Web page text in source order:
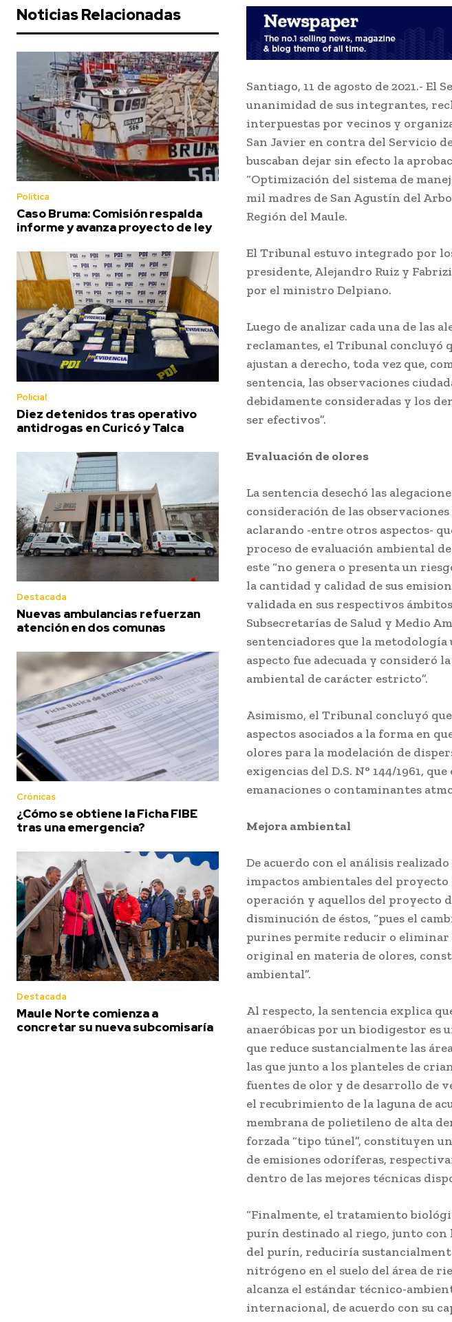
Noticias Relacionadas
Política
Caso Bruma: Comisión respalda
informe y avanza proyecto de ley
Policial
Diez detenidos tras operativo
antidrogas en Curicó y Talca
Destacada
Nuevas ambulancias refuerzan
atención en dos comunas
Crónicas
¿Cómo se obtiene la Ficha FIBE
tras una emergencia?
Destacada
Maule Norte comienza a
concretar su nueva subcomisaría
Santiago, 11 de agosto de 2021.-
unanimidad de sus integrantes,
interpuestas por vecinos y
San Javier en contra del Servicio
buscaban dejar sin efecto la
“Optimización del sistema de
mil madres de San Agustín del
Región del Maule.
El Tribunal estuvo integrado por
presidente, Alejandro Ruiz y
por el ministro Delpiano.
Luego de analizar cada una de las
reclamantes, el Tribunal concluyó
ajustan a derecho, toda vez que,
sentencia, las observaciones
debidamente consideradas y los
ser efectivos”.
Evaluación de olores
La sentencia desechó las
consideración de las
aclarando -entre otros aspectos-
proceso de evaluación ambiental
este “no genera o presenta un
la cantidad y calidad de sus
validada en sus respectivos
Subsecretarías de Salud y Medio
sentenciadores que la
aspecto fue adecuada y consideró
ambiental de carácter estricto”.
Asimismo, el Tribunal concluyó
aspectos asociados a la forma en
olores para la modelación de
exigencias del D.S. N° 144/1961,
emanaciones o contaminantes
Mejora ambiental
De acuerdo con el análisis
impactos ambientales del
operación y aquellos del proyecto
disminución de éstos, “pues el
purines permite reducir o eliminar
original en materia de olores,
ambiental”.
Al respecto, la sentencia explica
anaeróbicas por un biodigestor es
que reduce sustancialmente las
las que junto a los planteles de
fuentes de olor y de desarrollo de
el recubrimiento de la laguna de
membrana de polietileno de alta
forzada “tipo túnel”, constituyen
de emisiones odoríferas,
dentro de las mejores técnicas
“Finalmente, el tratamiento
purín destinado al riego, junto
del purín, reduciría
nitrógeno en el suelo del área de
alcanza el estándar técnico-
internacional, de acuerdo con su